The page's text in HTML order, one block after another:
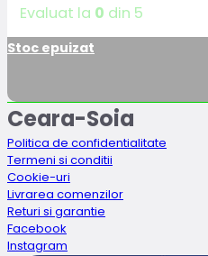
Evaluat la 0 din 5
Stoc epuizat
Ceara-Soia
Politica de confidentialitate
Termeni si conditii
Cookie-uri
Livrarea comenzilor
Returi si garantie
Facebook
Instagram